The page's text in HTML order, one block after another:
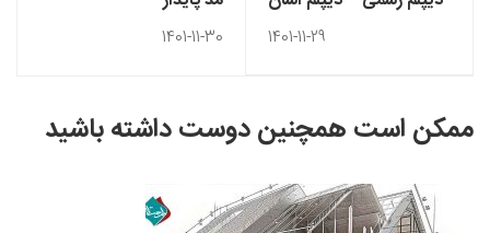
– دیپلم قانونی
1401-11-29
1401-11-30
ممکن است همچنین دوست داشته باشید